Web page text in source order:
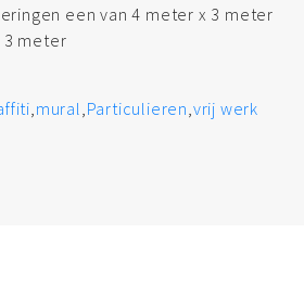
een van 4 meter x 3 meter
3 meter
mural Particulieren vrij werk